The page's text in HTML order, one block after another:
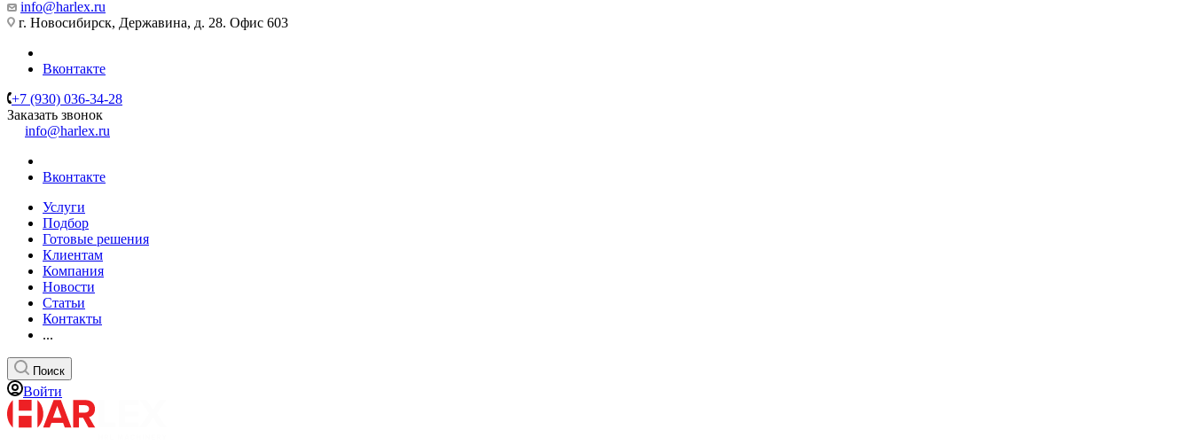
info@harlex.ru
г. Новосибирск, Державина, д. 28. Офис 603
Вконтакте
+7 (930) 036-34-28
Заказать звонок
info@harlex.ru
Вконтакте
Услуги
Подбор
Готовые решения
Клиентам
Компания
Новости
Статьи
Контакты
...
Поиск
Войти